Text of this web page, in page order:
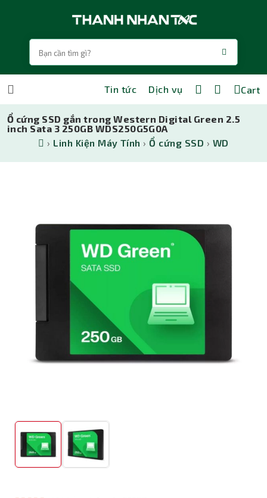
Tin tức Dịch vụ Cart
Ổ cứng SSD gắn trong Western Digital Green 2.5
inch Sata 3 250GB WDS250G5G0A
› Linh Kiện Máy Tính ›Ổ cứng SSD › WD